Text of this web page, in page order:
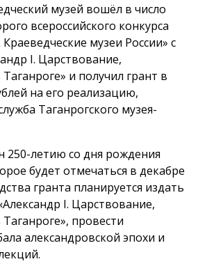
музей вошёл в число
всероссийского конкурса
музеи России» с
I. Царствование,
и получил грант в
на его реализацию,
Таганрогского музея-
250-летию со дня рождения
будет отмечаться в декабре
гранта планируется издать
I. Царствование,
провести
александровской эпохи и